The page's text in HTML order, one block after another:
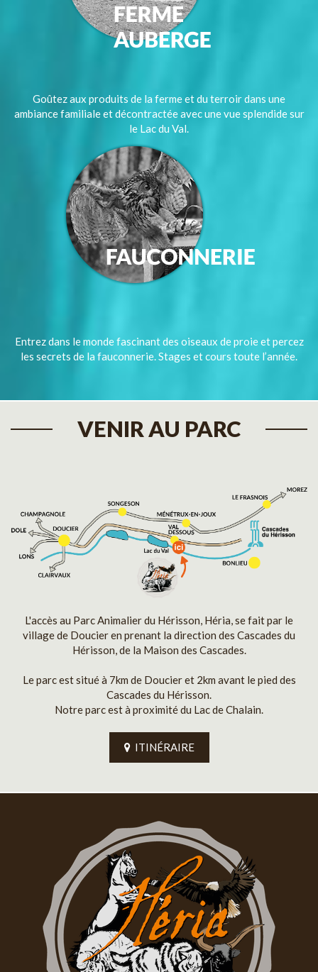
Goûtez aux produits de la ferme et du terroir dans une
ambiance familiale et décontractée avec une vue splendide sur
le Lac du Val.
Entrez dans le monde fascinant des oiseaux de proie et percez
les secrets de la fauconnerie. Stages et cours toute l’année.
VENIR AU PARC
L'accès au Parc Animalier du Hérisson, Héria, se fait par le
village de Doucier en prenant la direction des Cascades du
Hérisson, de la Maison des Cascades.
Le parc est situé à 7km de Doucier et 2km avant le pied des
Cascades du Hérisson.
Notre parc est à proximité du Lac de Chalain.
ITINÉRAIRE